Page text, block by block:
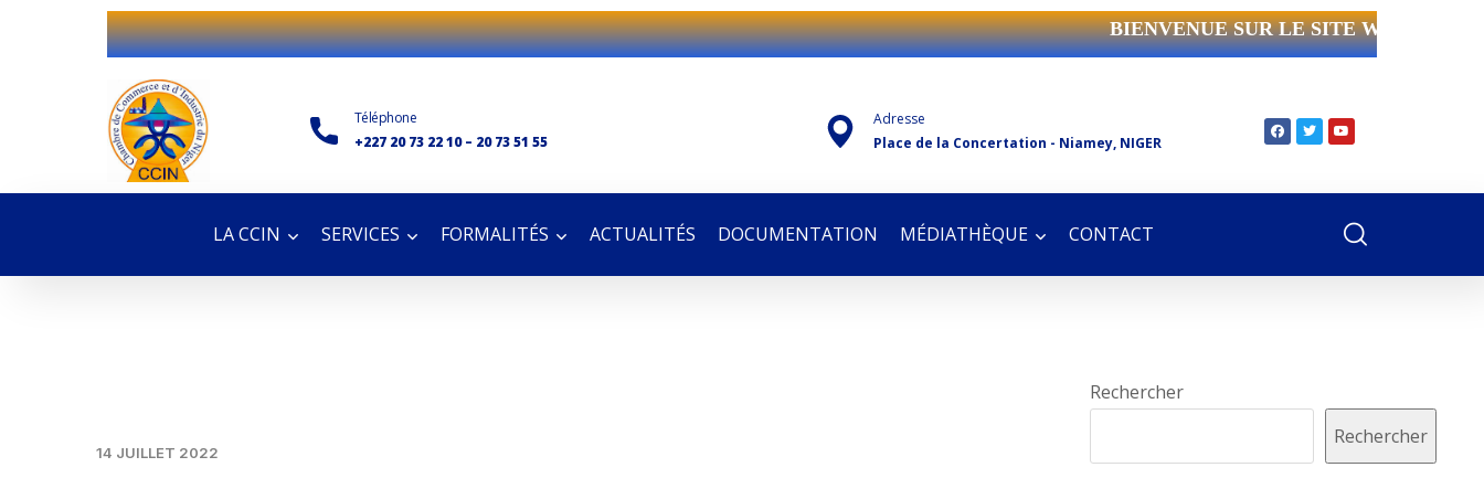
BIENVENUE SUR LE SITE WEB DE
Téléphone
+227 20 73 22 10 – 20 73 51 55
Adresse
Place de la Concertation - Niamey, NIGER
LA CCIN SERVICES FORMALITÉS ACTUALITÉS DOCUMENTATION MÉDIATHÈQUE CONTACT
14 JUILLET 2022
Rechercher
Rechercher